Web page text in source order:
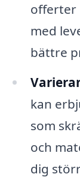
offerter
med
bättre
kan
som
och
dig